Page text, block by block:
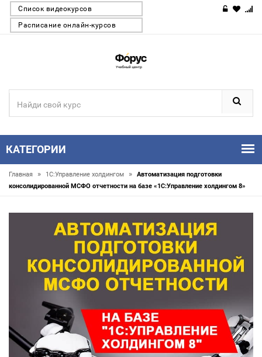
Список видеокурсов
Расписание онлайн-курсов
КАТЕГОРИИ
Главная » 1С:Управление холдингом »
Автоматизация подготовки
консолидированной МСФО отчетности на базе «1С:Управление холдингом 8»